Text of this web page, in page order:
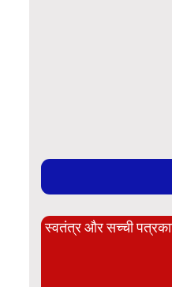
स्वतंत्र और सच्ची